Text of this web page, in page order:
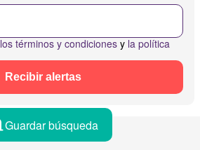
los términos y condiciones y la política
Recibir alertas
Guardar búsqueda